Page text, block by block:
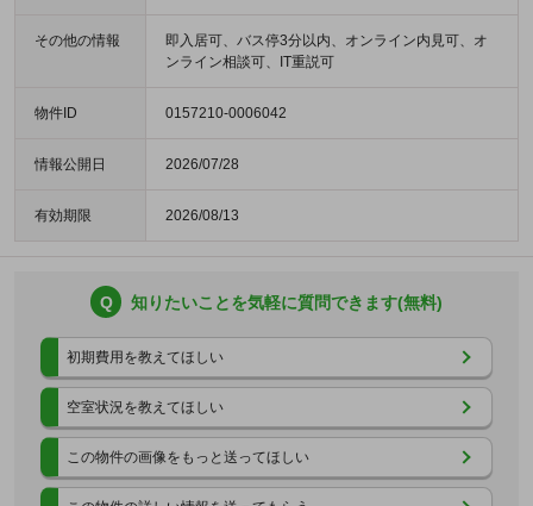
その他の情報
即入居可、バス停3分以内、オンライン内見可、オ
ンライン相談可、IT重説可
物件ID 0157210-0006042
情報公開日 2026/07/28
有効期限 2026/08/13
Q 知りたいことを気軽に質問できます(無料)
初期費用を教えてほしい
空室状況を教えてほしい
この物件の画像をもっと送ってほしい